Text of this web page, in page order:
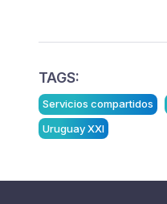
TAGS:
Servicios compartidos
Uruguay XXI